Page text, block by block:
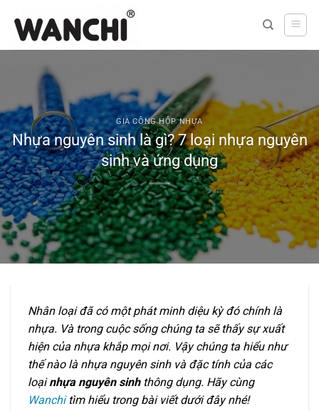
qua
GIA CÔNG HỘP NHỰA
Nhựa nguyên sinh là gì? 7 loại nhựa nguyên
sinh và ứng dụng
Nhân loại đã có một phát minh diệu kỳ đó chính là
nhựa. Và trong cuộc sống chúng ta sẽ thấy sự xuất
hiện của nhựa khắp mọi nơi. Vậy chúng ta hiểu như
thế nào là nhựa nguyên sinh và đặc tính của các
loạinhựa nguyên sinhthông dụng. Hãy cùng
Wanchitìm hiểu trong bài viết dưới đây nhé!